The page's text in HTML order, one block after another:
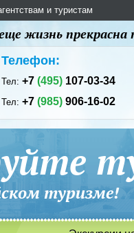
и туристам
жизнь
Телефон:
Тел:+7(495) 107-03-34
Тел:+7(985) 906-16-02